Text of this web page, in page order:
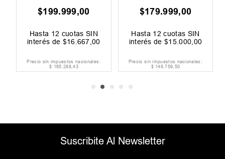
$199.999,00
Hasta 12cuotas SIN
interés de $16. 667, 00
Precio sin impuestos nacionales:
$ 165.288,43
$179.999,00
Hasta 12cuotas SIN
interés de $15. 000, 00
Precio sin impuestos nacionales:
$ 148.759,50
Suscribite Al Newsletter